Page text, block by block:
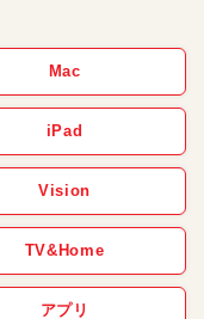
Mac
iPad
Vision
TV&Home
アプリ